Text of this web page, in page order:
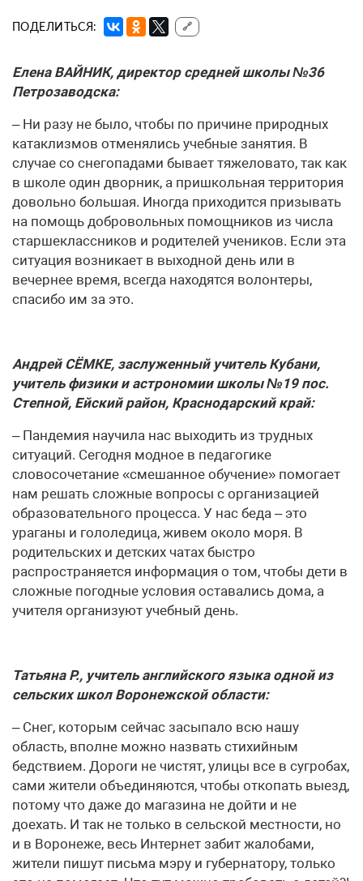
ПОДЕЛИТЬСЯ: 🔗
Елена ВАЙНИК, директор средней школы №36
Петрозаводска:
– Ни разу не было, чтобы по причине природных
катаклизмов отменялись учебные занятия. В
случае со снегопадами бывает тяжеловато, так как
в школе один дворник, а пришкольная территория
довольно большая. Иногда приходится призывать
на помощь добровольных помощников из числа
старшеклассников и родителей учеников. Если эта
ситуация возникает в выходной день или в
вечернее время, всегда находятся волонтеры,
спасибо им за это.
Андрей СЁМКЕ, заслуженный учитель Кубани,
учитель физики и астрономии школы №19 пос.
Степной, Ейский район, Краснодарский край:
– Пандемия научила нас выходить из трудных
ситуаций. Сегодня модное в педагогике
словосочетание «смешанное обучение» помогает
нам решать сложные вопросы с организацией
образовательного процесса. У нас беда – это
ураганы и гололедица, живем около моря. В
родительских и детских чатах быстро
распространяется информация о том, чтобы дети в
сложные погодные условия оставались дома, а
учителя организуют учебный день.
Татьяна Р., учитель английского языка одной из
сельских школ Воронежской области:
– Снег, которым сейчас засыпало всю нашу
область, вполне можно назвать стихийным
бедствием. Дороги не чистят, улицы все в сугробах,
сами жители объединяются, чтобы откопать выезд,
потому что даже до магазина не дойти и не
доехать. И так не только в сельской местности, но
и в Воронеже, весь Интернет забит жалобами,
жители пишут письма мэру и губернатору, только